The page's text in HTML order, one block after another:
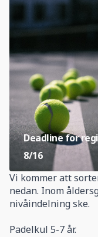
Deadline for
8/16
Vi kommer att
nedan. Inom
nivåindelning ske.
Padelkul 5-7 år.